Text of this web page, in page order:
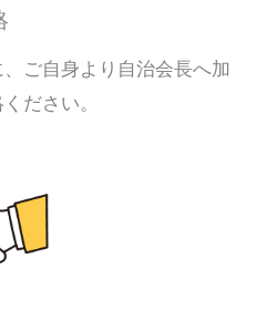
ご自身より自治会長へ加
ださい。